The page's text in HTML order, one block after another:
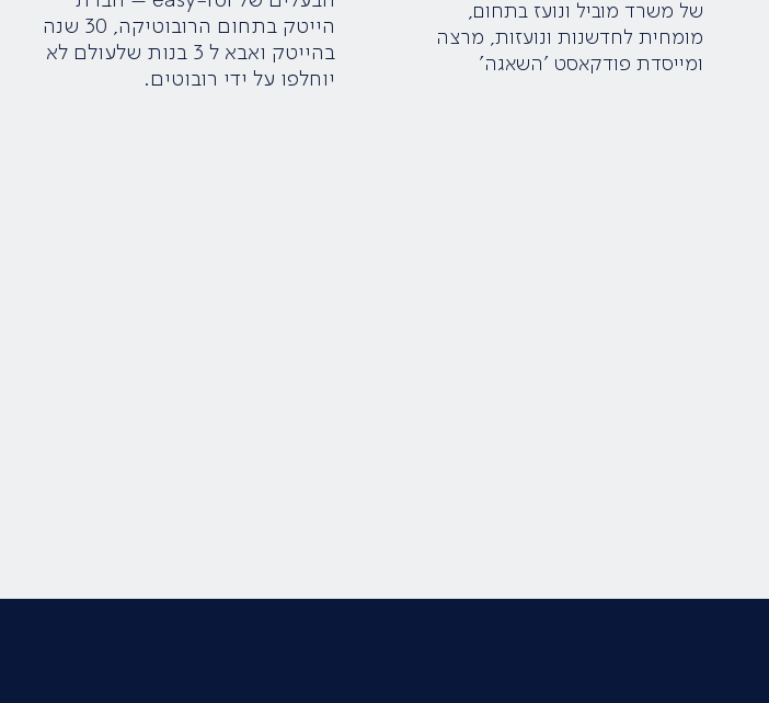
של משרד מוביל ונועז בתחום,
מומחית לחדשנות ונועזות, מרצה
ומייסדת פודקאסט ׳השאגה׳
הייטק בתחום הרובוטיקה, 30 שנה
בהייטק ואבא ל 3 בנות שלעולם לא
יוחלפו על ידי רובוטים.